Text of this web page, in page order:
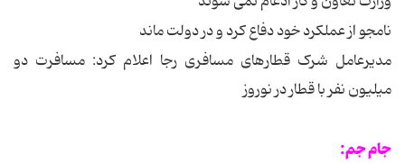
نامجو از عملکرد خود دفاع کرد و در دولت ماند
مدیرعامل شرک قطارهای مسافری رجا اعلام کرد: مسافرت دو
میلیون نفر با قطار در نوروز
جام جم: